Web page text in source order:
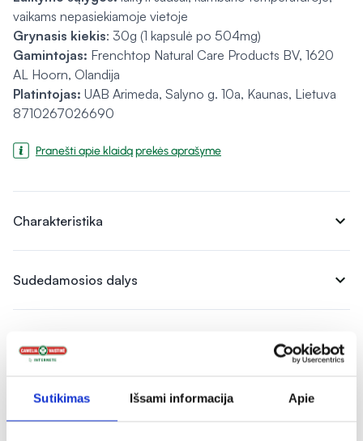
Sutikimas Išsami informacija Apie
vaikams nepasiekiamoje vietoje
Grynasis kiekis: 30g (1 kapsulė po 504mg)
Gamintojas: Frenchtop Natural Care Products BV, 1620
AL Hoorn, Olandija
Platintojas: UAB Arimeda, Salyno g. 10a, Kaunas, Lietuva
8710267026690
Pranešti apie klaidą prekės aprašyme
Charakteristika expand_more
Sudedamosios dalys expand_more
expand_more
Atsiliepimai